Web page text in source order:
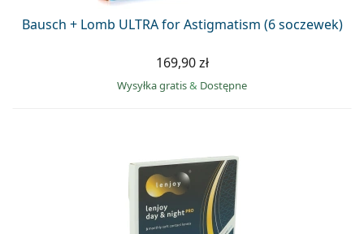
Bausch + Lomb ULTRA for Astigmatism (6 soczewek)
169,90 zł
Wysyłka gratis& Dostępne